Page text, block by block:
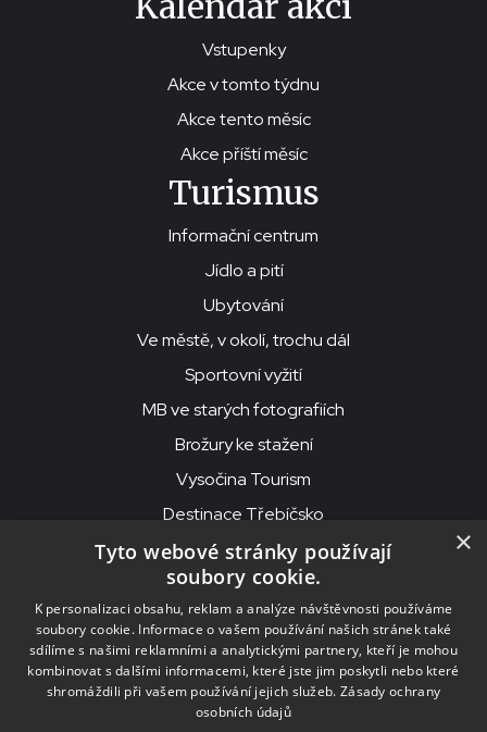
Vstupenky
Akce v tomto týdnu
Akce tento měsíc
Akce příští měsíc
Turismus
Informační centrum
Jídlo a pití
Ubytování
Ve městě, v okolí, trochu dál
Sportovní vyžití
MB ve starých fotografiích
Brožury ke stažení
Vysočina Tourism
Destinace Třebíčsko
© 2026MKS Beseda Mor. Budějovice
MKS Beseda, příspěvková organizace, Purcnerova 62, 676 02
Moravské Budějovice
IČO: 00091758, DIČ: CZ00091758, ID datové schránky: chjn2kd
×
Tyto webové stránky používají
soubory cookie.
K personalizaci obsahu, reklam a analýze návštěvnosti používáme
soubory cookie. Informace o vašem používání našich stránek také
sdílíme s našimi reklamními a analytickými partnery, kteří je mohou
kombinovat s dalšími informacemi, které jste jim poskytli nebo které
shromáždili při vašem používání jejich služeb. Zásady ochrany
osobních údajů